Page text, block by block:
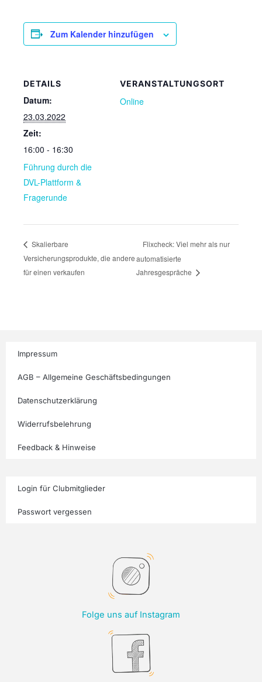
Zum Kalender hinzufügen
DETAILS
Datum:
23.03.2022
Zeit:
16:00 - 16:30
Führung durch die
DVL-Plattform &
Fragerunde
VERANSTALTUNGSORT
Online
Skalierbare
Versicherungsprodukte, die andere
für einen verkaufen
Flixcheck: Viel mehr als nur
automatisierte
Jahresgespräche
Impressum
AGB – Allgemeine Geschäftsbedingungen
Datenschutzerklärung
Widerrufsbelehrung
Feedback & Hinweise
Login für Clubmitglieder
Passwort vergessen
Folge uns auf Instagram